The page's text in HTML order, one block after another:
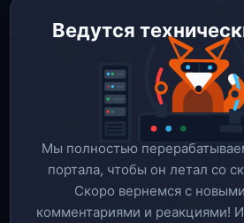
Ведутся
Мы полностью
портала, чтобы он летал со
Скоро вернемся c
комментариями и реакциями!